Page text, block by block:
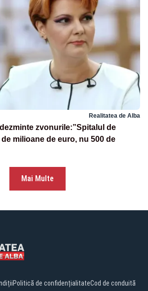
Realitatea de Alba
zvonurile:”Spitalul de
milioane de euro, nu 500 de
Mai Multe
Politică de confidențialitateCod de conduită